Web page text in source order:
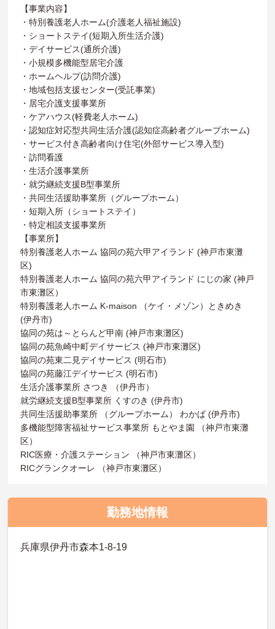
【事業内容】
・特別養護老人ホーム(介護老人福祉施設)
・ショートステイ(短期入所生活介護)
・デイサービス(通所介護)
・小規模多機能型居宅介護
・ホームヘルプ(訪問介護)
・地域包括支援センター(受託事業)
・居宅介護支援事業所
・ケアハウス(軽費老人ホーム)
・認知症対応型共同生活介護(認知症高齢者グループホーム)
・サービス付き高齢者向け住宅(外部サービス導入型)
・訪問看護
・生活介護事業所
・就労継続支援B型事業所
・共同生活援助事業所（グループホーム）
・短期入所（ショートステイ）
・特定相談支援事業所
【事業所】
特別養護老人ホーム 協同の苑六甲アイランド (神戸市東灘
区)
特別養護老人ホーム 協同の苑六甲アイランド にじの家 (神戸
市東灘区）
特別養護老人ホーム K-maison （ケイ・メゾン）ときめき
(伊丹市)
協同の苑は～とらんど甲南 (神戸市東灘区)
協同の苑魚崎中町デイサービス (神戸市東灘区)
協同の苑東二見デイサービス (明石市)
協同の苑藤江デイサービス (明石市)
生活介護事業所 さつき （伊丹市）
就労継続支援B型事業所 くすのき (伊丹市)
共同生活援助事業所 （グループホーム） わかば (伊丹市)
多機能型障害福祉サービス事業所 もとやま園 （神戸市東灘
区）
RIC医療・介護ステーション （神戸市東灘区）
RICグランクオーレ （神戸市東灘区）
勤務地情報
兵庫県伊丹市森本1-8-19